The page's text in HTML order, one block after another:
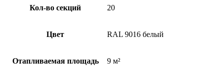
Кол-во секций 20
Цвет RAL 9016 белый
Отапливаемая площадь 9 м²